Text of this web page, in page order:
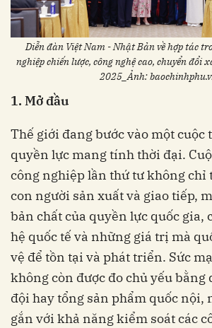
Diễn đàn Việt Nam - Nhật Bản về hợp tác
nghiệp chiến lược, công nghệ cao, chuyển đổi
2025_Ảnh:
1. Mở đầu
Thế giới đang bước vào một
quyền lực mang tính thời đại.
công nghiệp lần thứ tư không chỉ
con người sản xuất và giao tiếp,
bản chất của quyền lực quốc gia,
hệ quốc tế và những giá trị mà
vệ để tồn tại và phát triển. Sức
không còn được đo chủ yếu bằng
đội hay tổng sản phẩm quốc nội,
gắn với khả năng kiểm soát các